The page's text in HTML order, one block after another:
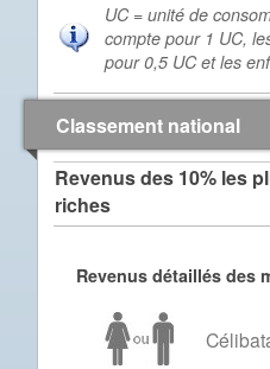
UC = unité de
compte pour 1 UC,
pour 0,5 UC et les
Classement national
Revenus des 10% les
riches
Revenus détaillés des